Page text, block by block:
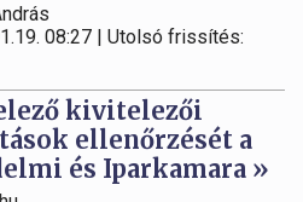
08:27 | Utolsó frissítés:
kivitelezői
ellenőrzését a
és Iparkamara »